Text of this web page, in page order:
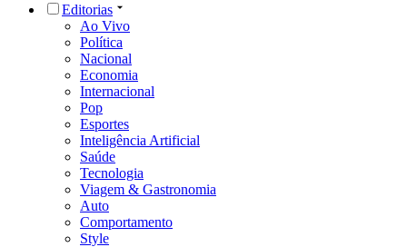
Editorias
Ao Vivo
Política
Nacional
Economia
Internacional
Pop
Esportes
Inteligência Artificial
Saúde
Tecnologia
Viagem & Gastronomia
Auto
Comportamento
Style